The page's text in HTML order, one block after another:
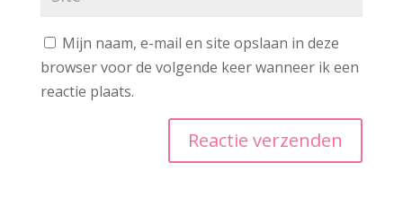
Mijn naam, e-mail en site opslaan in deze
browser voor de volgende keer wanneer ik een
reactie plaats.